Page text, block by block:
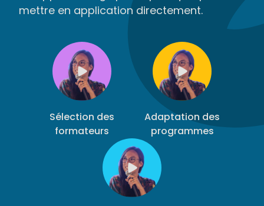
mettre en application directement.
Sélection des
formateurs
Adaptation des
programmes